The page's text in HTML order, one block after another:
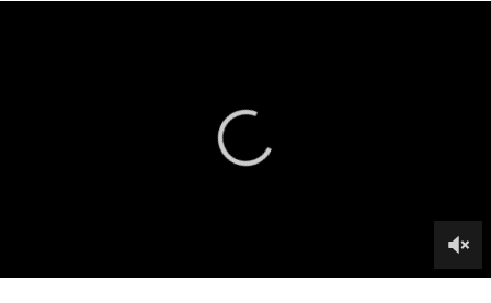
Toujours + d’Actu, l’émission d’actualité politique et culturelle
présentée de 12h à 13h30 du lundi au vendredi par Fabrice